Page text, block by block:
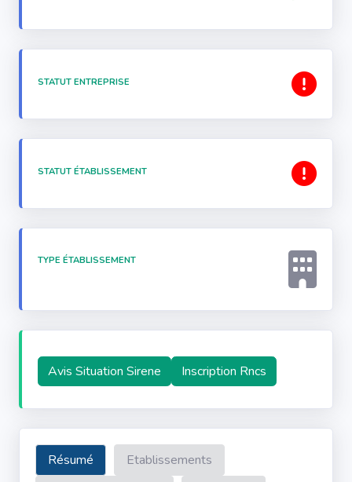
STATUT ENTREPRISE
STATUT ÉTABLISSEMENT
TYPE ÉTABLISSEMENT
Avis Situation Sirene Inscription Rncs
Résumé
Etablissements